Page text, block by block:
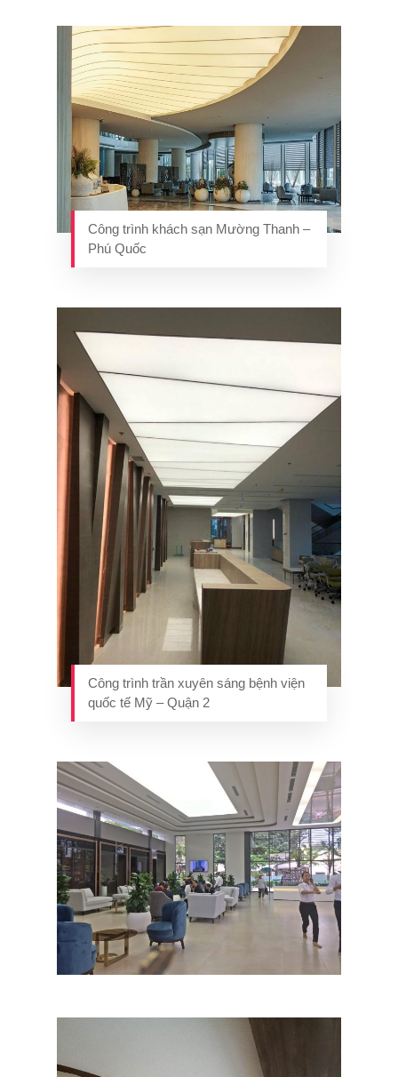
Công trình khách sạn Mường Thanh –
Phú Quốc
Công trình trần xuyên sáng bệnh viện
quốc tế Mỹ – Quận 2